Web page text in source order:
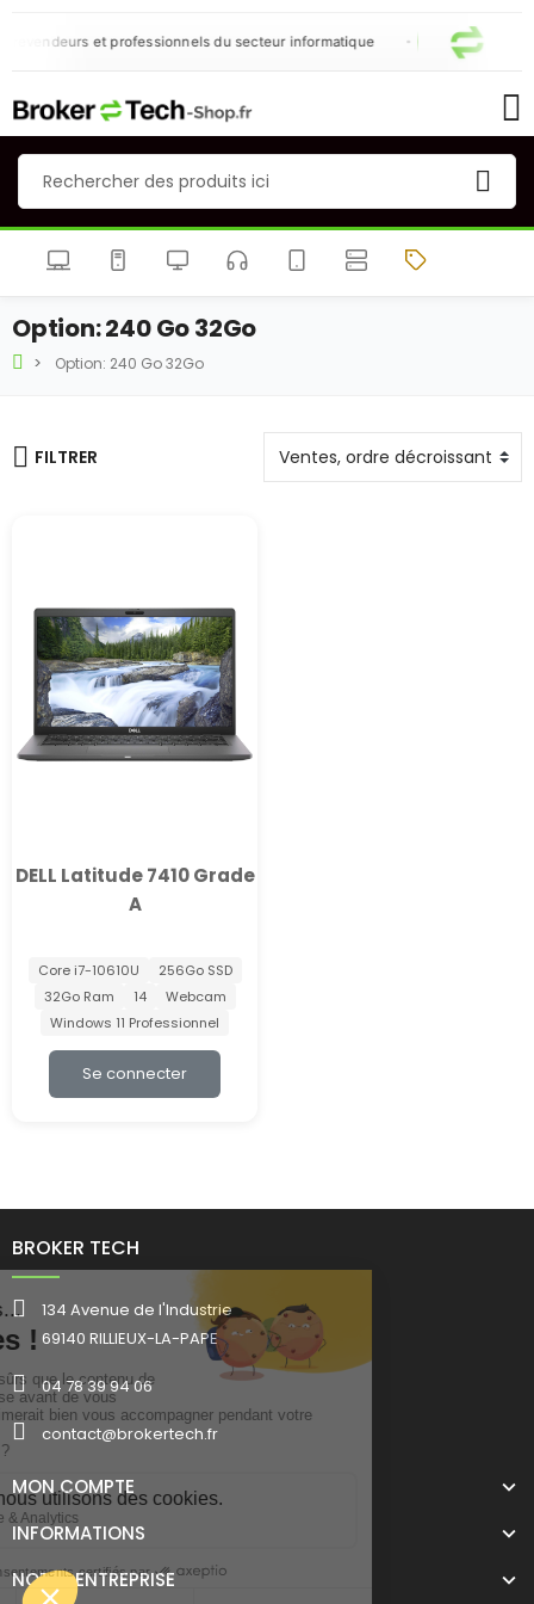
revendeurs et professionnels du secteur informatique
Option: 240 Go 32Go
Option: 240 Go 32Go
FILTRER
DELL Latitude 7410 Grade
A
Core i7-10610U
256Go SSD
32Go Ram
14
Webcam
Windows 11 Professionnel
Se connecter
BROKER TECH
134 Avenue de l'Industrie
69140 RILLIEUX-LA-PAPE
04 78 39 94 06
contact@brokertech.fr
MON COMPTE
INFORMATIONS
NOTRE ENTREPRISE